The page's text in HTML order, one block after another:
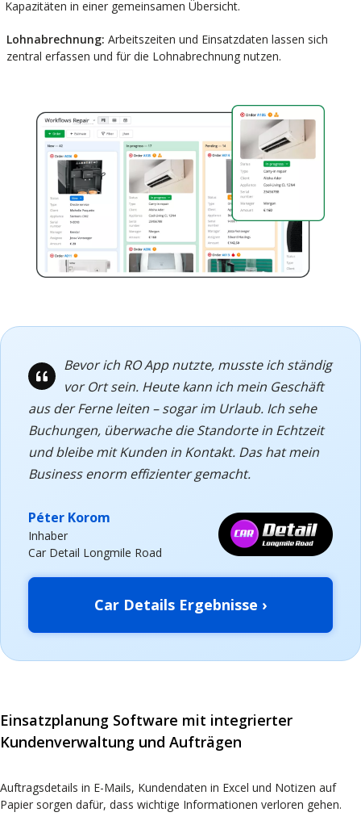
Kapazitäten in einer gemeinsamen Übersicht.
Lohnabrechnung: Arbeitszeiten und Einsatzdaten lassen sich
zentral erfassen und für die Lohnabrechnung nutzen.
Bevor ich RO App nutzte, musste ich ständig
vor Ort sein. Heute kann ich mein Geschäft
aus der Ferne leiten – sogar im Urlaub. Ich sehe
Buchungen, überwache die Standorte in Echtzeit
und bleibe mit Kunden in Kontakt. Das hat mein
Business enorm effizienter gemacht.
Péter Korom
Inhaber
Car Detail Longmile Road
Car Details Ergebnisse ›
Einsatzplanung Software mit integrierter
Kundenverwaltung und Aufträgen
Auftragsdetails in E-Mails, Kundendaten in Excel und Notizen auf
Papier sorgen dafür, dass wichtige Informationen verloren gehen.